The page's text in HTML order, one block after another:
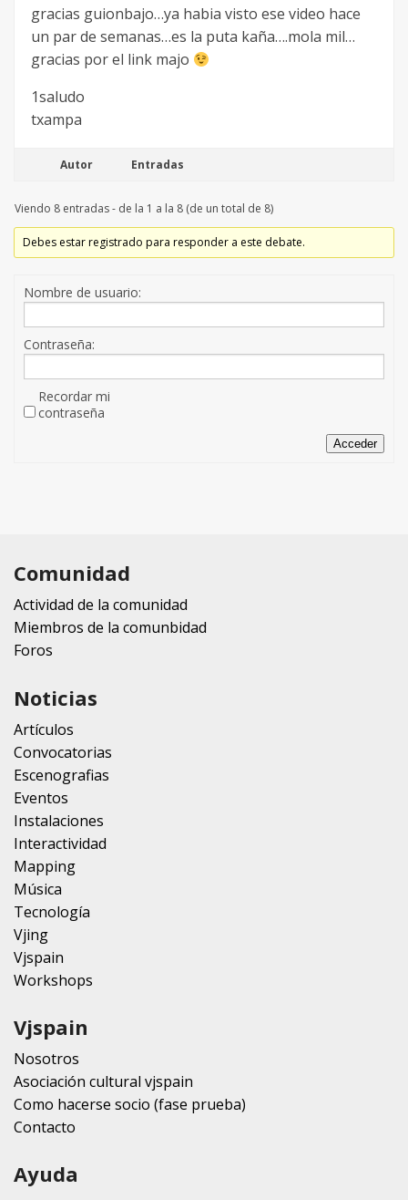
gracias guionbajo…ya habia visto ese video hace
un par de semanas…es la puta kaña….mola mil…
gracias por el link majo
1saludo
txampa
Autor Entradas
Viendo 8 entradas - de la 1 a la 8 (de un total de 8)
Debes estar registrado para responder a este debate.
Nombre de usuario:
Contraseña:
Recordar mi
contraseña
Acceder
Comunidad
Actividad de la comunidad
Miembros de la comunbidad
Foros
Noticias
Artículos
Convocatorias
Escenografias
Eventos
Instalaciones
Interactividad
Mapping
Música
Tecnología
Vjing
Vjspain
Workshops
Vjspain
Nosotros
Asociación cultural vjspain
Como hacerse socio (fase prueba)
Contacto
Ayuda